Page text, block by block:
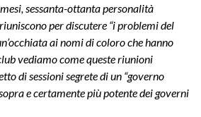
sessanta-ottanta personalità
per discutere “i problemi del
ai nomi di coloro che hanno
vediamo come queste riunioni
di sessioni segrete di un “governo
e certamente più potente dei governi